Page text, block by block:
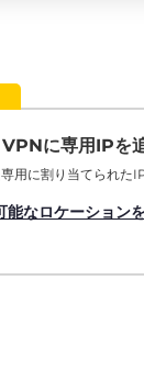
VPNに専用IPを
用に割り当てられた
能なロケーション